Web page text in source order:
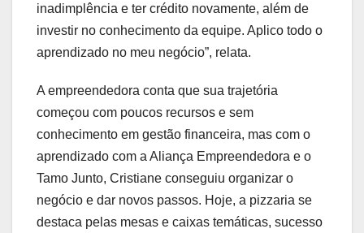
inadimplência e ter crédito novamente, além de
investir no conhecimento da equipe. Aplico todo o
aprendizado no meu negócio”, relata.
A empreendedora conta que sua trajetória
começou com poucos recursos e sem
conhecimento em gestão financeira, mas com o
aprendizado com a Aliança Empreendedora e o
Tamo Junto, Cristiane conseguiu organizar o
negócio e dar novos passos. Hoje, a pizzaria se
destaca pelas mesas e caixas temáticas, sucesso